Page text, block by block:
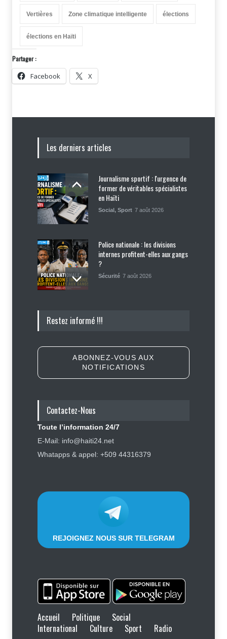
Vertières Zone climatique intelligente élections
élections en Haïti
Partager :
Facebook X
Les derniers articles
Journalisme sportif : l'urgence de
former de véritables spécialistes
en Haïti
Social, Sport 7 août 2026
Police nationale : les divisions
internes profitent-elles aux gangs
?
Sécurité 7 août 2026
d’affronter la justice, Jean Monard
Retards, bagages perdus,
6 août 2026
Tennessee, Andy Ogles, proche de
Restez informé !!!
ABONNEZ-VOUS AUX
NOTIFICATIONS
Contactez-Nous
Toute l’information 24/7
E-Mail: info@haiti24.net
Whatapps & appel: +509 44316379
REJOIGNEZ NOUS SUR TELEGRAM
Accueil Politique
Social
International
Culture Sport Radio